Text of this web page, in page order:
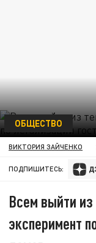
ОБЩЕСТВО
ВИКТОРИЯ ЗАЙЧЕНКО
ПОДПИШИТЕСЬ:
Всем выйти
эксперимент